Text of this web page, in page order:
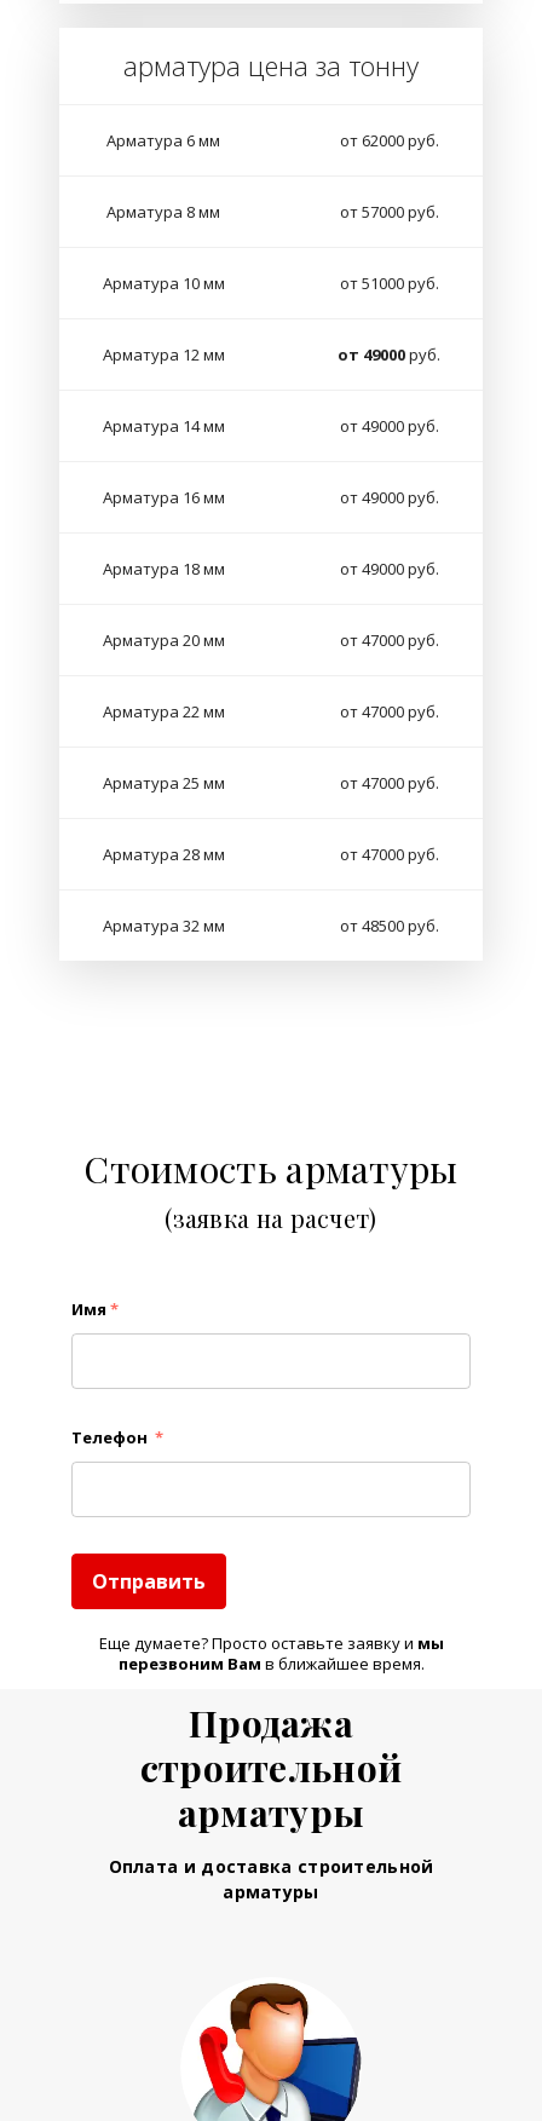
арматура цена за тонну
Арматура 6 мм от 62000 руб.
Арматура 8 мм от 57000 руб.
Арматура 10 мм от 51000 руб.
Арматура 12 мм от 49000руб.
Арматура 14 мм от 49000 руб.
Арматура 16 мм от 49000 руб.
Арматура 18 мм от 49000 руб.
Арматура 20 мм от 47000 руб.
Арматура 22 мм от 47000 руб.
Арматура 25 мм от 47000 руб.
Арматура 28 мм от 47000 руб.
Арматура 32 мм от 48500 руб.
Стоимость арматуры
(заявка на расчет)
Имя *
Телефон *
Отправить
Еще думаете? Просто оставьте заявку и мы
перезвоним Вам в ближайшее время.
Продажа
строительной
арматуры
Оплата и доставка строительной
арматуры